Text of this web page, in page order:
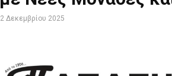
2 Δεκεμβρίου 2025